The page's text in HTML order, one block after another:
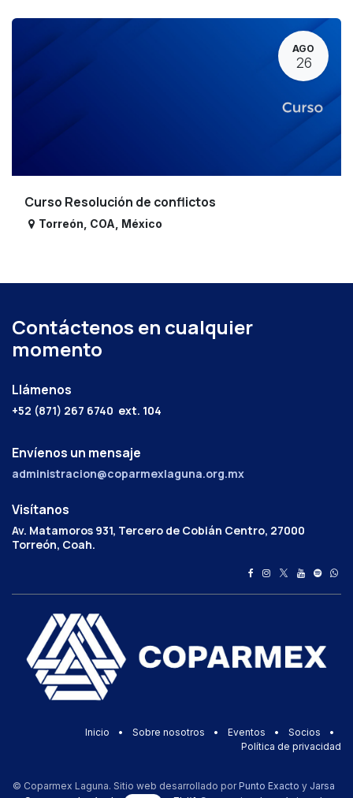
AGO
26
Curso Resolución de conflictos
Torreón COA México
Contáctenos en cualquier
momento
Llámenos
+52 (871) 267 6740 ext. 104
Envíenos un mensaje
administracion@coparmexlaguna.org.mx
Visítanos
Av. Matamoros 931, Tercero de Cobián Centro, 27000
Torreón, Coah.
Inicio • Sobre nosotros • Eventos • Socios
•
Política de privacidad
© Coparmex Laguna. Sitio web desarrollado por Punto Exacto y Jarsa